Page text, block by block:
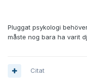
Pluggat psykologi
måste nog bara ha varit
Citat